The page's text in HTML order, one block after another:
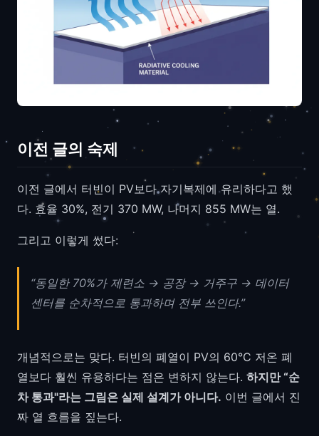
이전 글의 숙제
이전 글에서 터빈이 PV보다 자기복제에 유리하다고 했
다. 효율 30%, 전기 370 MW, 나머지 855 MW는 열.
그리고 이렇게 썼다:
“동일한 70%가 제련소 → 공장 → 거주구 → 데이터
센터를 순차적으로 통과하며 전부 쓰인다.”
개념적으로는 맞다. 터빈의 폐열이 PV의 60°C 저온 폐
열보다 훨씬 유용하다는 점은 변하지 않는다. 하지만 “순
차 통과"라는 그림은 실제 설계가 아니다. 이번 글에서 진
짜 열 흐름을 짚는다.